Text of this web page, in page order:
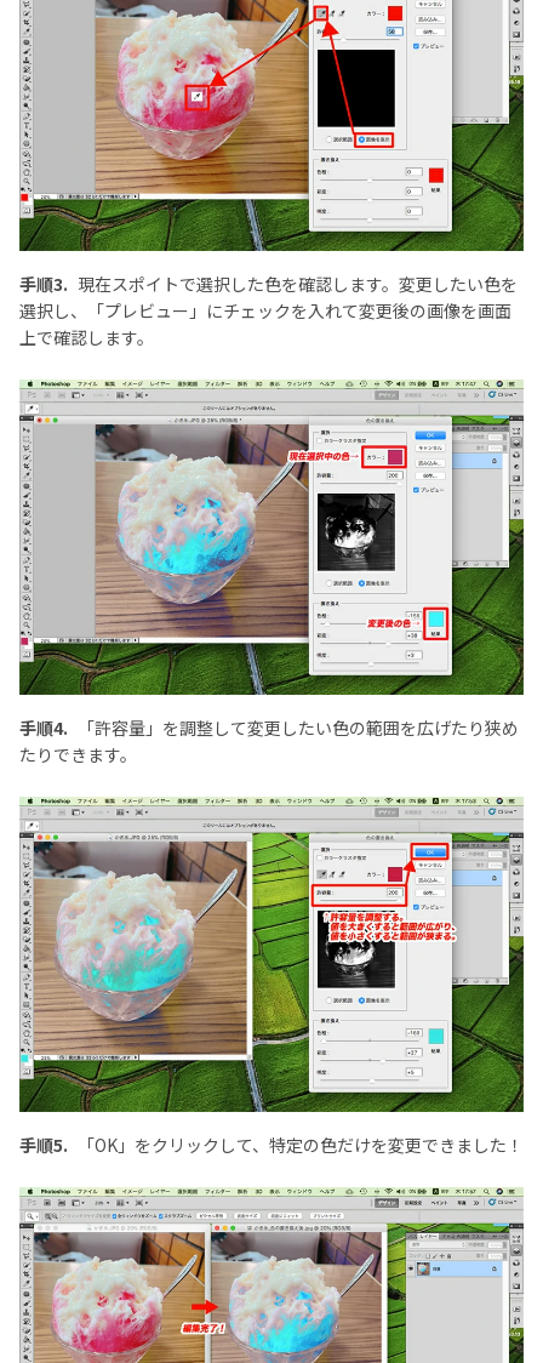
手順3. 現在スポイトで選択した色を確認します。変更したい色を
選択し、「プレビュー」にチェックを入れて変更後の画像を画面
上で確認します。
手順4.
「許容量」を調整して変更したい色の範囲を広げたり狭め
たりできます。
手順5. 「OK」をクリックして、特定の色だけを変更できました！